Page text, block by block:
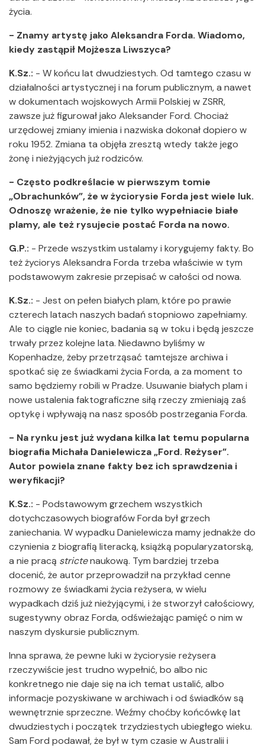
życia.
- Znamy artystę jako Aleksandra Forda. Wiadomo,
kiedy zastąpił Mojżesza Liwszyca?
K.Sz.: - W końcu lat dwudziestych. Od tamtego czasu w
działalności artystycznej i na forum publicznym, a nawet
w dokumentach wojskowych Armii Polskiej w ZSRR,
zawsze już figurował jako Aleksander Ford. Chociaż
urzędowej zmiany imienia i nazwiska dokonał dopiero w
roku 1952. Zmiana ta objęła zresztą wtedy także jego
żonę i nieżyjących już rodziców.
- Często podkreślacie w pierwszym tomie
„Obrachunków”, że w życiorysie Forda jest wiele luk.
Odnoszę wrażenie, że nie tylko wypełniacie białe
plamy, ale też rysujecie postać Forda na nowo.
G.P.: - Przede wszystkim ustalamy i korygujemy fakty. Bo
też życiorys Aleksandra Forda trzeba właściwie w tym
podstawowym zakresie przepisać w całości od nowa.
K.Sz.: - Jest on pełen białych plam, które po prawie
czterech latach naszych badań stopniowo zapełniamy.
Ale to ciągle nie koniec, badania są w toku i będą jeszcze
trwały przez kolejne lata. Niedawno byliśmy w
Kopenhadze, żeby przetrząsać tamtejsze archiwa i
spotkać się ze świadkami życia Forda, a za moment to
samo będziemy robili w Pradze. Usuwanie białych plam i
nowe ustalenia faktograficzne siłą rzeczy zmieniają zaś
optykę i wpływają na nasz sposób postrzegania Forda.
- Na rynku jest już wydana kilka lat temu popularna
biografia Michała Danielewicza „Ford. Reżyser”.
Autor powiela znane fakty bez ich sprawdzenia i
weryfikacji?
K.Sz.: - Podstawowym grzechem wszystkich
dotychczasowych biografów Forda był grzech
zaniechania. W wypadku Danielewicza mamy jednakże do
czynienia z biografią literacką, książką popularyzatorską,
a nie pracą strictenaukową. Tym bardziej trzeba
docenić, że autor przeprowadził na przykład cenne
rozmowy ze świadkami życia reżysera, w wielu
wypadkach dziś już nieżyjącymi, i że stworzył całościowy,
sugestywny obraz Forda, odświeżając pamięć o nim w
naszym dyskursie publicznym.
Inna sprawa, że pewne luki w życiorysie reżysera
rzeczywiście jest trudno wypełnić, bo albo nic
konkretnego nie daje się na ich temat ustalić, albo
informacje pozyskiwane w archiwach i od świadków są
wewnętrznie sprzeczne. Weźmy choćby końcówkę lat
dwudziestych i początek trzydziestych ubiegłego wieku.
Sam Ford podawał, że był w tym czasie w Australii i